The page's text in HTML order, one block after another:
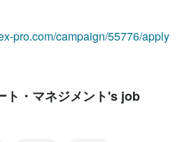
pro.com/campaign/55776/apply
ト・マネジメント's job